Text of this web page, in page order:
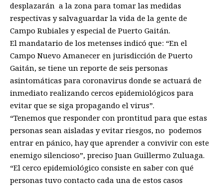
desplazarán a la zona para tomar las medidas
respectivas y salvaguardar la vida de la gente de
Campo Rubiales y especial de Puerto Gaitán.
El mandatario de los metenses indicó que: “En el
Campo Nuevo Amanecer en jurisdicción de Puerto
Gaitán, se tiene un reporte de seis personas
asintomáticas para coronavirus donde se actuará de
inmediato realizando cercos epidemiológicos para
evitar que se siga propagando el virus”.
“Tenemos que responder con prontitud para que estas
personas sean aisladas y evitar riesgos, no podemos
entrar en pánico, hay que aprender a convivir con este
enemigo silencioso”, preciso Juan Guillermo Zuluaga.
“El cerco epidemiológico consiste en saber con qué
personas tuvo contacto cada una de estos casos